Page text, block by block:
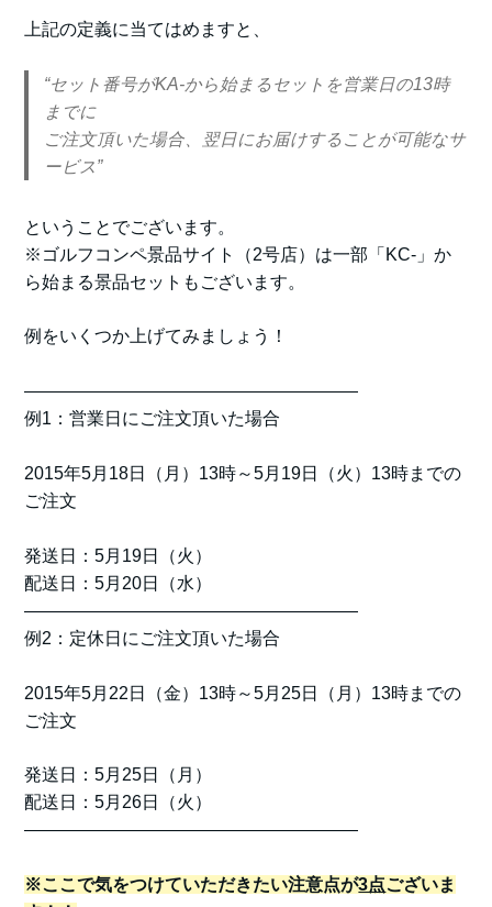
上記の定義に当てはめますと、
“セット番号がKA-から始まるセットを営業日の13時
までに
ご注文頂いた場合、翌日にお届けすることが可能なサ
ービス”
ということでございます。
※ゴルフコンペ景品サイト（2号店）は一部「KC-」か
ら始まる景品セットもございます。
例をいくつか上げてみましょう！
———————————————————
例1：営業日にご注文頂いた場合
2015年5月18日（月）13時～5月19日（火）13時までの
ご注文
発送日：5月19日（火）
配送日：5月20日（水）
———————————————————
例2：定休日にご注文頂いた場合
2015年5月22日（金）13時～5月25日（月）13時までの
ご注文
発送日：5月25日（月）
配送日：5月26日（火）
———————————————————
※ここで気をつけていただきたい注意点が3点ございま